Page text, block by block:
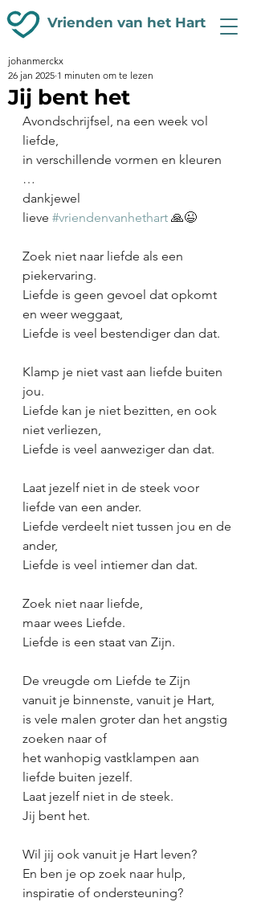
Vrienden van het Hart
Jij bent het
johanmerckx
26 jan 2025 1 minuten om te lezen
Avondschrijfsel, na een week vol
liefde,
in verschillende vormen en kleuren
…
dankjewel
lieve #vriendenvanhethart 🙏😉
Zoek niet naar liefde als een
piekervaring.
Liefde is geen gevoel dat opkomt
en weer weggaat,
Liefde is veel bestendiger dan dat.
Klamp je niet vast aan liefde buiten
jou.
Liefde kan je niet bezitten, en ook
niet verliezen,
Liefde is veel aanweziger dan dat.
Laat jezelf niet in de steek voor
liefde van een ander.
Liefde verdeelt niet tussen jou en de
ander,
Liefde is veel intiemer dan dat.
Zoek niet naar liefde,
maar wees Liefde.
Liefde is een staat van Zijn.
De vreugde om Liefde te Zijn
vanuit je binnenste, vanuit je Hart,
is vele malen groter dan het angstig
zoeken naar of
het wanhopig vastklampen aan
liefde buiten jezelf.
Laat jezelf niet in de steek.
Jij bent het.
Wil jij ook vanuit je Hart leven?
En ben je op zoek naar hulp,
inspiratie of ondersteuning?